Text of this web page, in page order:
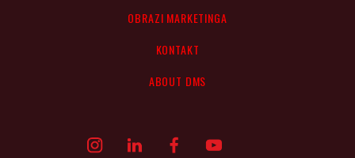
OBRAZI MARKETINGA
KONTAKT
ABOUT DMS